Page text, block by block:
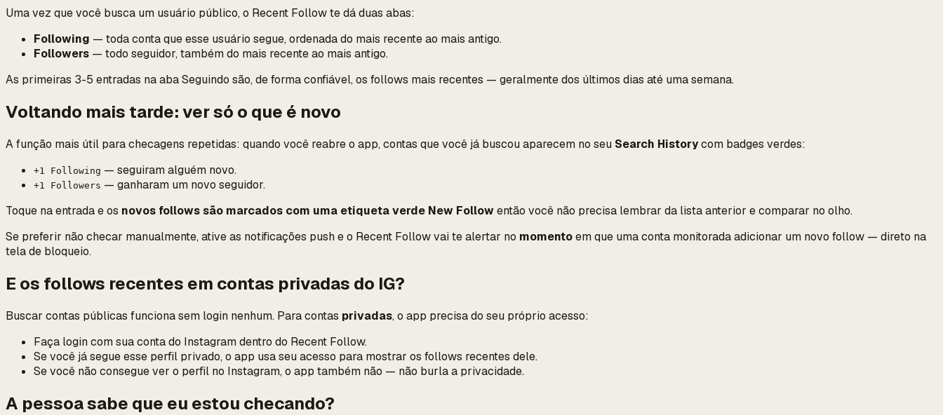
Uma vez que você busca um usuário público, o Recent Follow te dá duas abas:
Following — toda conta que esse usuário segue, ordenada do mais recente ao mais antigo.
Followers — todo seguidor, também do mais recente ao mais antigo.
As primeiras 3-5 entradas na aba Seguindo são, de forma confiável, os follows mais recentes — geralmente dos últimos dias até uma semana.
Voltando mais tarde: ver só o que é novo
A função mais útil para checagens repetidas: quando você reabre o app, contas que você já buscou aparecem no seu Search Historycom badges verdes:
+1 Following — seguiram alguém novo.
+1 Followers — ganharam um novo seguidor.
Toque na entrada e os novos follows são marcados com uma etiqueta verde New Followentão você não precisa lembrar da lista anterior e comparar no olho.
Se preferir não checar manualmente, ative as notificações push e o Recent Follow vai te alertar no momentoem que uma conta monitorada adicionar um novo follow — direto na
tela de bloqueio.
E os follows recentes em contas privadas do IG?
Buscar contas públicas funciona sem login nenhum. Para contas privadas, o app precisa do seu próprio acesso:
Faça login com sua conta do Instagram dentro do Recent Follow.
Se você já segue esse perfil privado, o app usa seu acesso para mostrar os follows recentes dele.
Se você não consegue ver o perfil no Instagram, o app também não — não burla a privacidade.
A pessoa sabe que eu estou checando?